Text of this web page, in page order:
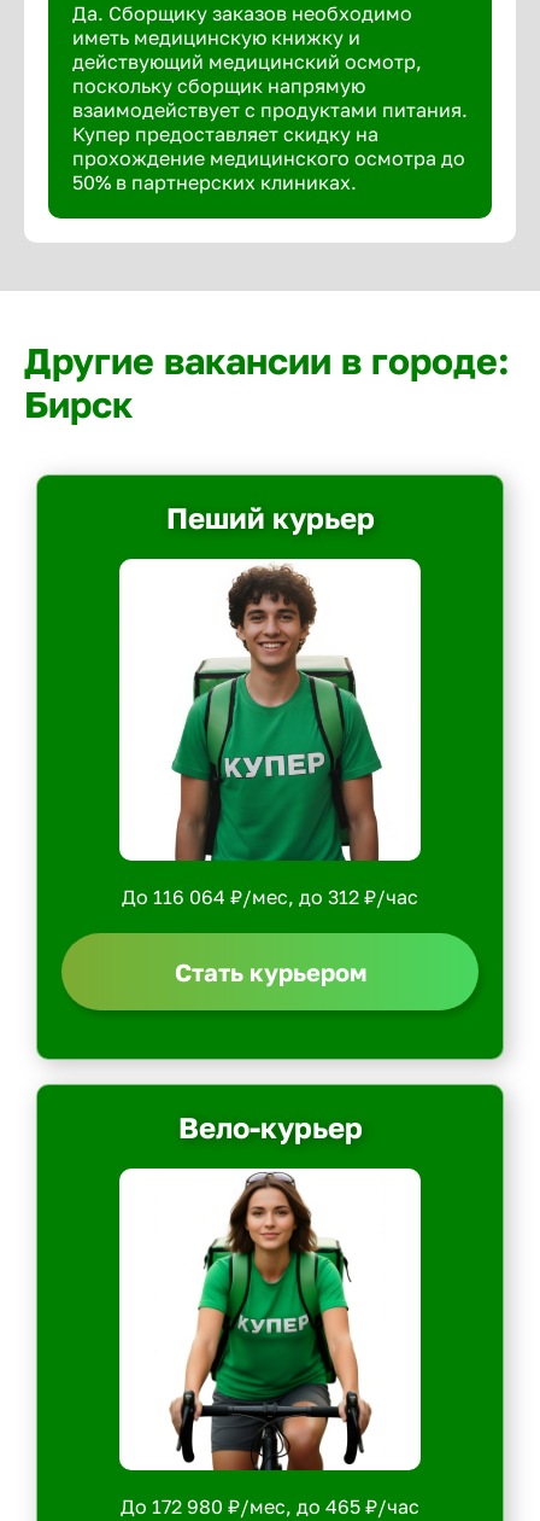
Да. Сборщику заказов необходимо
иметь медицинскую книжку и
действующий медицинский осмотр,
поскольку сборщик напрямую
взаимодействует с продуктами питания.
Купер предоставляет скидку на
прохождение медицинского осмотра до
50% в партнерских клиниках.
Другие вакансии в городе:
Бирск
Пеший курьер
До 116 064 ₽/мес, до 312 ₽/час
Стать курьером
Вело-курьер
До 172 980 ₽/мес, до 465 ₽/час